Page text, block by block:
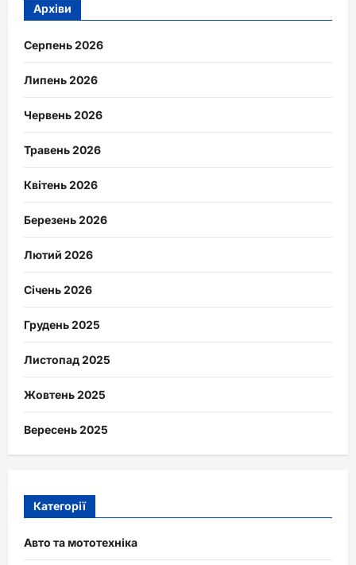
Архіви
Серпень 2026
Липень 2026
Червень 2026
Травень 2026
Квітень 2026
Березень 2026
Лютий 2026
Січень 2026
Грудень 2025
Листопад 2025
Жовтень 2025
Вересень 2025
Категорії
Авто та мототехніка